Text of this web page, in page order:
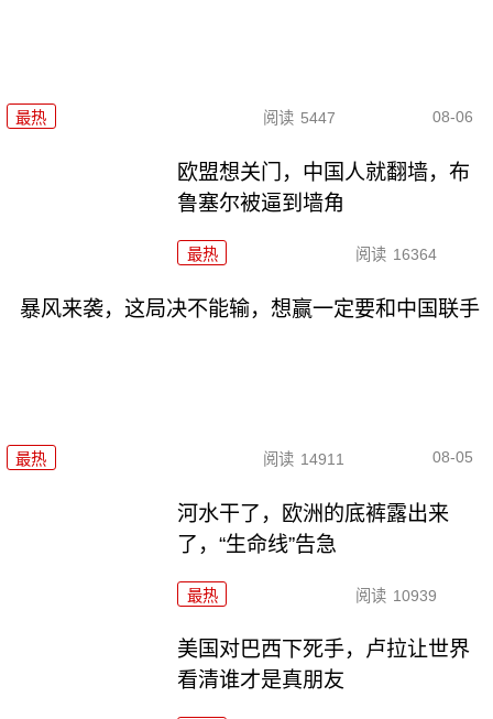
最热 阅读 5447 08-06
欧盟想关门，中国人就翻墙，布
鲁塞尔被逼到墙角
最热 阅读 16364
暴风来袭，这局决不能输，想赢一定要和中国联手
最热 阅读 14911 08-05
河水干了，欧洲的底裤露出来
了，“生命线”告急
最热 阅读 10939
美国对巴西下死手，卢拉让世界
看清谁才是真朋友